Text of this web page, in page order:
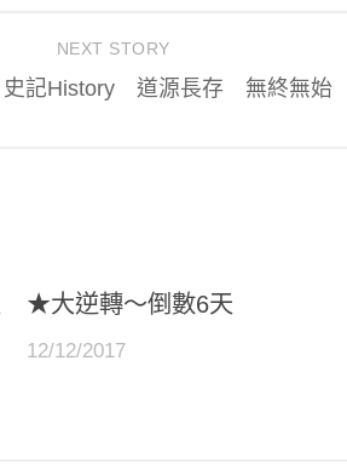
NEXT STORY
史記History 道源長存 無終無始
★大逆轉～倒數6天
12/12/2017